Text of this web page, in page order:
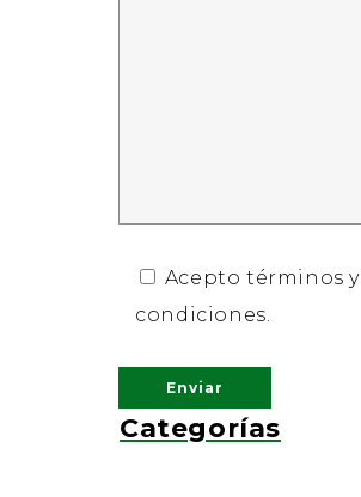
Categorías
Acepto términos y
condiciones.